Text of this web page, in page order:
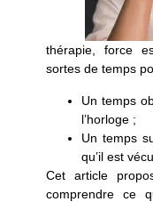
thérapie, force
sortes de temps
Un temps
l’horloge ;
Un temps
qu’il est
Cet article
comprendre ce